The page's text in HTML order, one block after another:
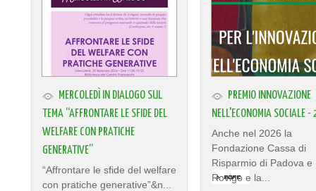
MERCOLEDÌ IN DIALOGO SUL
TEMA “AFFRONTARE LE SFIDE DEL
WELFARE CON PRATICHE
GENERATIVE”
“Affrontare le sfide del welfare
con pratiche generative”&n...
PREMIO INNOVAZIONE
NELL'ECONOMIA SOCIALE
Anche nel 2026 la
Fondazione Cassa di
Risparmio di Padova e
Rovigo e la...